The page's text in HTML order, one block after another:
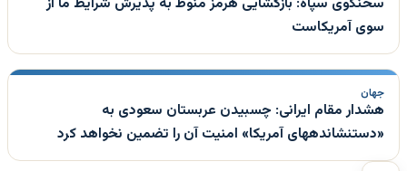
سوی آمریکاست
جهان
هشدار مقام ایرانی: چسبیدن عربستان سعودی به
«دستنشاندههای آمریکا» امنیت آن را تضمین نخواهد کرد